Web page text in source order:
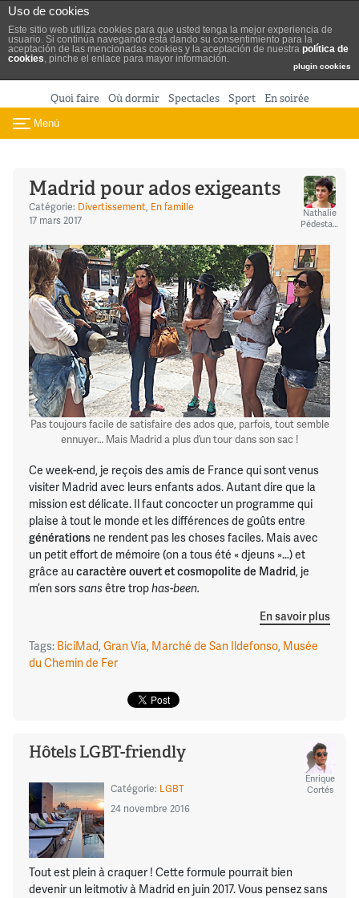
Uso de cookies
Este sitio web utiliza cookies para que usted tenga la mejor experiencia de
usuario. Si continúa navegando está dando su consentimiento para la
aceptación de las mencionadas cookies y la aceptación de nuestra política de
cookies, pinche el enlace para mayor información.
plugin cookies
Aller au contenu
Quoi faire Où dormir Spectacles Sport En soirée
Toggle navigation
Menú
Madrid pour ados exigeants
Catégorie: Divertissement, En famille
17 mars 2017
Nathalie
Pédestarres
Pas toujours facile de satisfaire des ados que, parfois, tout semble
ennuyer… Mais Madrid a plus d’un tour dans son sac !
Ce week-end, je reçois des amis de France qui sont venus
visiter Madrid avec leurs enfants ados. Autant dire que la
mission est délicate. Il faut concocter un programme qui
plaise à tout le monde et les différences de goûts entre
générations ne rendent pas les choses faciles. Mais avec
un petit effort de mémoire (on a tous été « djeuns »…) et
grâce au caractère ouvert et cosmopolite de Madrid, je
m’en sorssans être trophas-been.
En savoir plus
Tags: BiciMad, Gran Vía, Marché de San Ildefonso, Musée
du Chemin de Fer
Hôtels LGBT-friendly
Enrique
Cortés
Catégorie: LGBT
24 novembre 2016
Tout est plein à craquer ! Cette formule pourrait bien
devenir un leitmotiv à Madrid en juin 2017. Vous pensez sans